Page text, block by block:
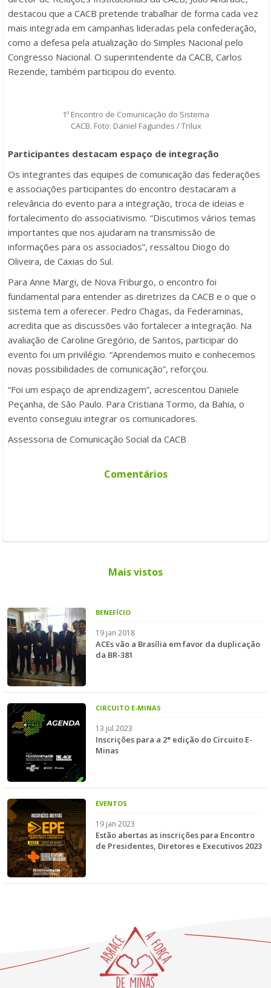
destacou que a CACB pretende trabalhar de forma cada vez
mais integrada em campanhas lideradas pela confederação,
como a defesa pela atualização do Simples Nacional pelo
Congresso Nacional. O superintendente da CACB, Carlos
Rezende, também participou do evento.
1º Encontro de Comunicação do Sistema
CACB. Foto: Daniel Fagundes / Trilux
Participantes destacam espaço de integração
Os integrantes das equipes de comunicação das federações
e associações participantes do encontro destacaram a
relevância do evento para a integração, troca de ideias e
fortalecimento do associativismo. “Discutimos vários temas
importantes que nos ajudaram na transmissão de
informações para os associados”, ressaltou Diogo do
Oliveira, de Caxias do Sul.
Para Anne Margi, de Nova Friburgo, o encontro foi
fundamental para entender as diretrizes da CACB e o que o
sistema tem a oferecer. Pedro Chagas, da Federaminas,
acredita que as discussões vão fortalecer a integração. Na
avaliação de Caroline Gregório, de Santos, participar do
evento foi um privilégio. “Aprendemos muito e conhecemos
novas possibilidades de comunicação”, reforçou.
“Foi um espaço de aprendizagem”, acrescentou Daniele
Peçanha, de São Paulo. Para Cristiana Tormo, da Bahia, o
evento conseguiu integrar os comunicadores.
Assessoria de Comunicação Social da CACB
Comentários
Mais vistos
BENEFÍCIO
19 jan 2018
ACEs vão a Brasília em favor da duplicação
da BR-381
CIRCUITO E-MINAS
13 jul 2023
Inscrições para a 2° edição do Circuito E-
Minas
EVENTOS
19 jan 2023
Estão abertas as inscrições para Encontro
de Presidentes, Diretores e Executivos 2023